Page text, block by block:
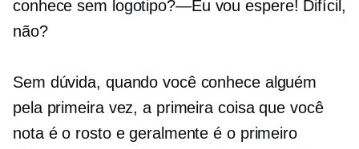
conhece sem logotipo?—Eu vou espere! Difícil,
não?
Sem dúvida, quando você conhece alguém
pela primeira vez, a primeira coisa que você
nota é o rosto e geralmente é o primeiro